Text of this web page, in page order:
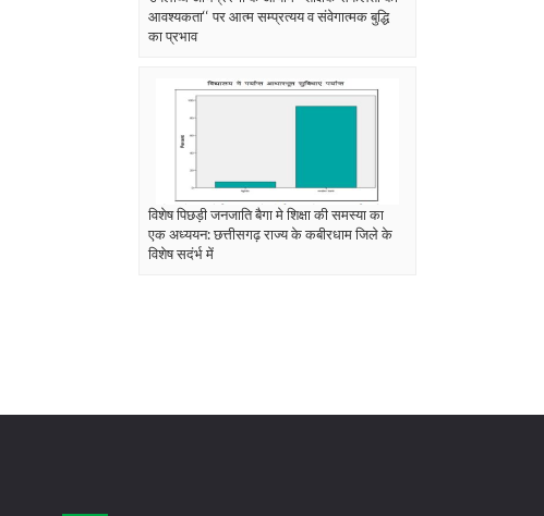
आवश्यकता‘‘ पर आत्म सम्प्रत्यय व संवेगात्मक बुद्धि
का प्रभाव
विशेष पिछड़ी जनजाति बैगा मे शिक्षा की समस्या का
एक अध्ययन: छत्तीसगढ़ राज्य के कबीरधाम जिले के
विशेष सदंर्भ में